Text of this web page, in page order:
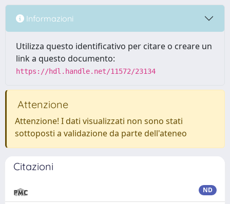
Informazioni
Utilizza questo identificativo per citare o creare un
link a questo documento:
https://hdl.handle.net/11572/23134
Attenzione
Attenzione! I dati visualizzati non sono stati
sottoposti a validazione da parte dell'ateneo
Citazioni
ND